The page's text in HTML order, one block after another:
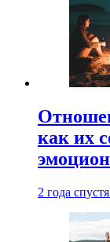
как их
2 года спустя